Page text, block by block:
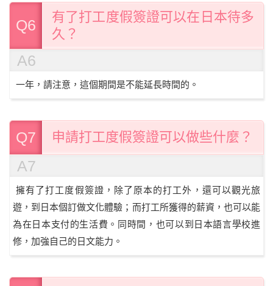
Q6
有了打工度假簽證可以在日本待多
久？
A6
一年，請注意，這個期間是不能延長時間的。
Q7 申請打工度假簽證可以做些什麼？
A7
擁有了打工度假簽證，除了原本的打工外，還可以觀光旅
遊，到日本個訂做文化體驗；而打工所獲得的薪資，也可以能
為在日本支付的生活費。同時間，也可以到日本語言學校進
修，加強自己的日文能力。